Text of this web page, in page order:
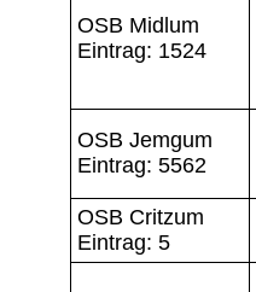
OSB Midlum
Eintrag: 1524
OSB Jemgum
Eintrag: 5562
OSB Critzum
Eintrag: 5